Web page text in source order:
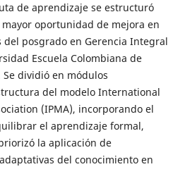
de aprendizaje se estructuró
oportunidad de mejora en
posgrado en Gerencia Integral
Escuela Colombiana de
dividió en módulos
del modelo International
(IPMA), incorporando el
el aprendizaje formal,
la aplicación de
del conocimiento en